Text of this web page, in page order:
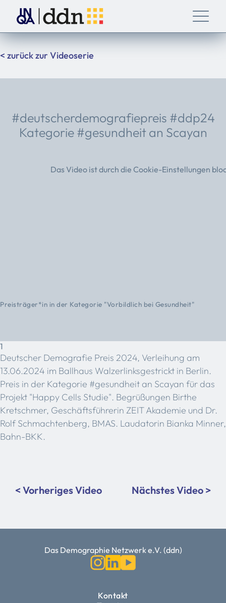
< zurück zur Videoserie
#deutscherdemografiepreis #ddp24
Kategorie #gesundheit an Scayan
Das Video ist durch die Cookie-Einstellungen
Preisträger*in in der Kategorie "Vorbildlich bei Gesundheit"
1
Deutscher Demografie Preis 2024, Verleihung am
13.06.2024 im Ballhaus Walzerlinksgestrickt in Berlin.
Preis in der Kategorie #gesundheit an Scayan für das
Projekt "Happy Cells Studie". Begrüßungen Birthe
Kretschmer, Geschäftsführerin ZEIT Akademie und Dr.
Rolf Schmachtenberg, BMAS. Laudatorin Bianka Minner,
Bahn-BKK.
< Vorheriges Video Nächstes Video >
Das Demographie Netzwerk e.V. (ddn)
Kontakt